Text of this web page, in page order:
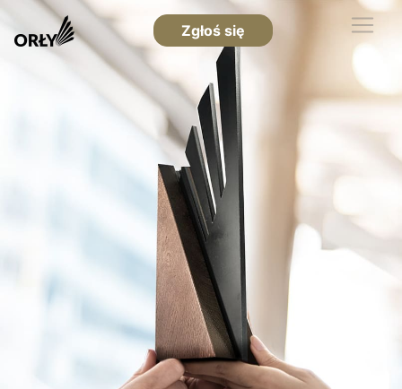
Zgłoś się